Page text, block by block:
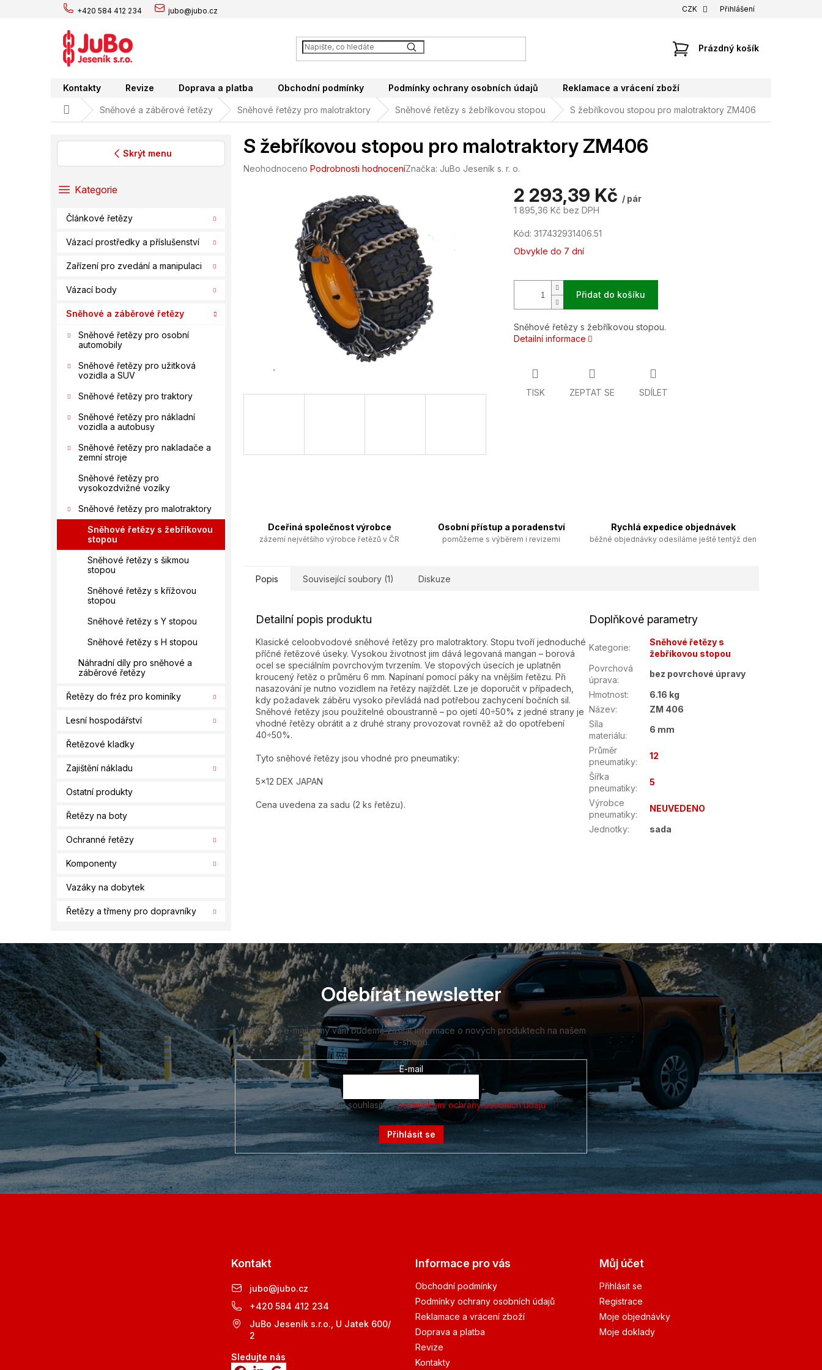
+420 584 412 234 jubo@jubo.cz CZK Přihlášení
NÁKUPNÍ
Prázdný košík
Kontakty Revize Doprava a platba Obchodní podmínky Podmínky ochrany osobních údajů Reklamace a vrácení zboží
Domů Sněhové a záběrové řetězy Sněhové řetězy pro malotraktory Sněhové řetězy s žebříkovou stopou S žebříkovou stopou pro malotraktory ZM406
Skrýt menu
PřeskočitKategorie
Článkové řetězy
Vázací prostředky a příslušenství
Zařízení pro zvedání a manipulaci
Vázací body
Sněhové a záběrové řetězy
Sněhové řetězy pro osobní
automobily
Sněhové řetězy pro užitková
vozidla a SUV
Sněhové řetězy pro traktory
Sněhové řetězy pro nákladní
vozidla a autobusy
Sněhové řetězy pro nakladače a
zemní stroje
Sněhové řetězy pro
vysokozdvižné vozíky
Sněhové řetězy pro malotraktory
Sněhové řetězy s žebříkovou
stopou
Sněhové řetězy s šikmou
stopou
Sněhové řetězy s křížovou
stopou
Sněhové řetězy s Y stopou
Sněhové řetězy s H stopou
Náhradní díly pro sněhové a
záběrové řetězy
Řetězy do fréz pro kominíky
Lesní hospodářství
Řetězové kladky
Zajištění nákladu
Ostatní produkty
Řetězy na boty
Ochranné řetězy
Komponenty
Vazáky na dobytek
Řetězy a třmeny pro dopravníky
S žebříkovou stopou pro malotraktory ZM406
Průměrné
Neohodnoceno Podrobnosti hodnoceníZnačka: JuBo Jeseník s. r. o.
2 293,39 Kč / pár
1 895,36 Kč bez DPH
Měrná
cena:
Kód: 317432931406.51
Obvykle do 7 dní
Přidat do košíku
Sněhové řetězy s žebříkovou stopou.
Detailní informace
TISK ZEPTAT SE SDÍLET
Dceřiná společnost výrobce
zázemí největšího výrobce řetězů v ČR
Osobní přístup a poradenství
pomůžeme s výběrem i revizemi
Rychlá expedice objednávek
běžné objednávky odesíláme ještě tentýž den
Popis Související soubory (1) Diskuze
Detailní popis produktu
Klasické celoobvodové sněhové řetězy pro malotraktory. Stopu tvoří jednoduché
příčné řetězové úseky. Vysokou životnost jim dává legovaná mangan – borová
ocel se speciálním povrchovým tvrzením. Ve stopových úsecích je uplatněn
kroucený řetěz o průměru 6 mm. Napínaní pomocí páky na vnějším řetězu. Při
nasazování je nutno vozidlem na řetězy najíždět. Lze je doporučit v případech,
kdy požadavek záběru vysoko převládá nad potřebou zachycení bočních sil.
Sněhové řetězy jsou použitelné oboustranně – po ojetí 40÷50% z jedné strany je
vhodné řetězy obrátit a z druhé strany provozovat rovněž až do opotřebení
40÷50%.
Tyto sněhové řetězy jsou vhodné pro pneumatiky:
5x12 DEX JAPAN
Cena uvedena za sadu (2 ks řetězu).
Doplňkové parametry
Kategorie:
Sněhové řetězy s
žebříkovou stopou
Povrchová
úprava:
bez povrchové úpravy
Hmotnost:
6.16 kg
Název:
ZM 406
Síla
materiálu:
6 mm
Průměr
pneumatiky:
12
Šířka
pneumatiky:
5
Výrobce
pneumatiky:
NEUVEDENO
Jednotky: sada
Z
á
p
a
t
í
Odebírat newsletter
Vložte svůj e-mail a my vám budeme zasílat informace o nových produktech na našem
e-shopu.
E-mail
Vložením e-mailu souhlasíte spodmínkami ochrany osobních údajů
Přihlásit se
Kontakt
jubo@jubo.cz
+420 584 412 234
JuBo Jeseník s.r.o., U Jatek 600/
2
Sledujte nás
Informace pro vás
Obchodní podmínky
Podmínky ochrany osobních údajů
Reklamace a vrácení zboží
Doprava a platba
Revize
Kontakty
Můj účet
Přihlásit se
Registrace
Moje objednávky
Moje doklady